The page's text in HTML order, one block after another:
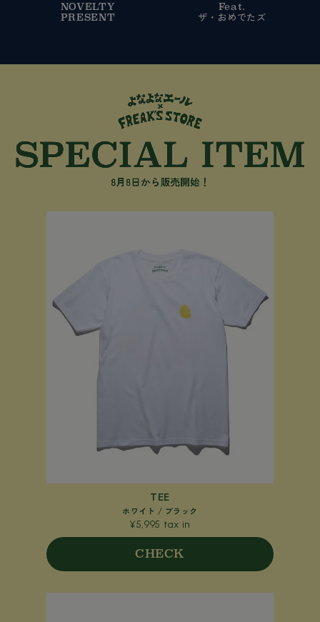
NOVELTY
PRESENT
Feat.
ザ・おめでたズ
TEE
ホワイト / ブラック
¥5,995 tax in
CHECK